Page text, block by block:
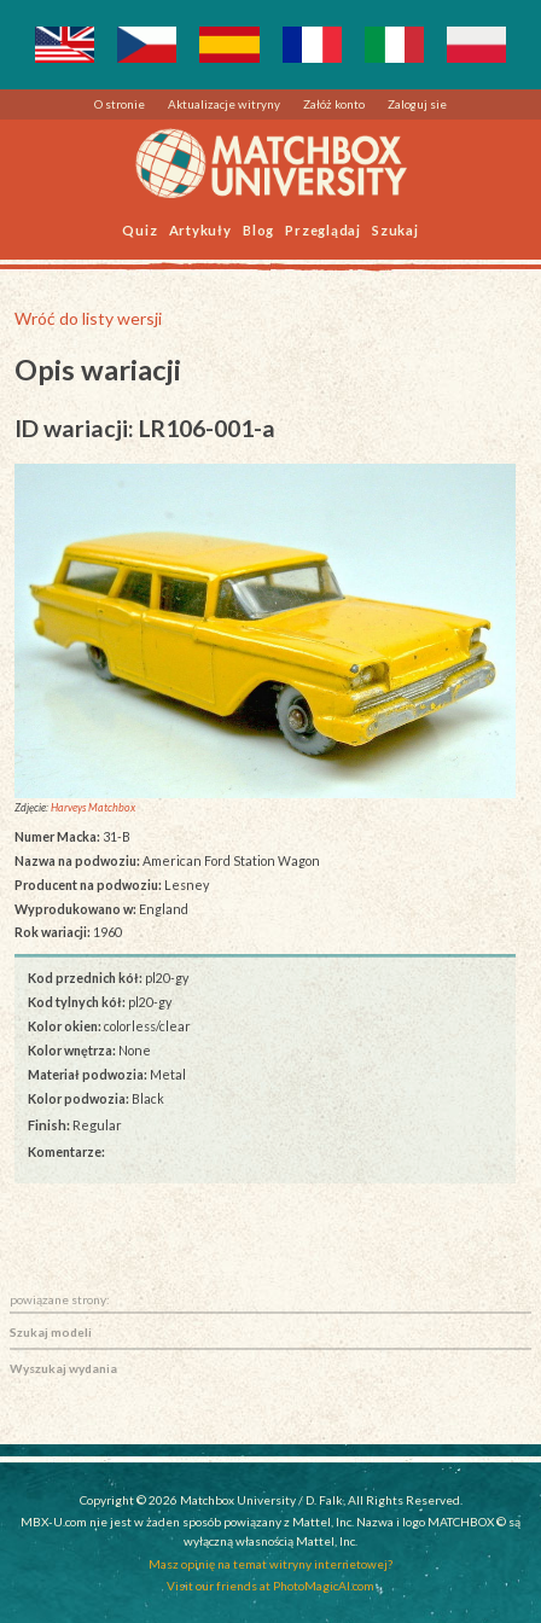
O stronie Aktualizacje witryny Załóż konto Zaloguj sie
Quiz Artykuły Blog Przeglądaj Szukaj
Wróć do listy wersji
Opis wariacji
ID wariacji: LR106-001-a
Zdjęcie:Harveys Matchbox
Numer Macka: 31-B
Nazwa na podwoziu:American Ford Station Wagon
Producent na podwoziu:Lesney
Wyprodukowano w: England
Rok wariacji:1960
Kod przednich kół: pl20-gy
Kod tylnych kół: pl20-gy
Kolor okien: colorless/clear
Kolor wnętrza: None
Materiał podwozia: Metal
Kolor podwozia: Black
Finish:Regular
Komentarze:
powiązane strony:
Szukaj modeli
Wyszukaj wydania
Copyright © 2026 Matchbox University / D. Falk, All Rights Reserved.
MBX-U.com nie jest w żaden sposób powiązany z Mattel, Inc. Nazwa i logo MATCHBOX © są
wyłączną własnością Mattel, Inc.
Masz opinię na temat witryny internetowej?
Visit our friends at PhotoMagicAI.com